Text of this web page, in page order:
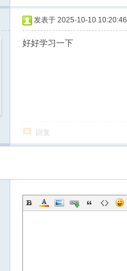
发表于 2025-10-10 10:20:46
好好学习一下
回复